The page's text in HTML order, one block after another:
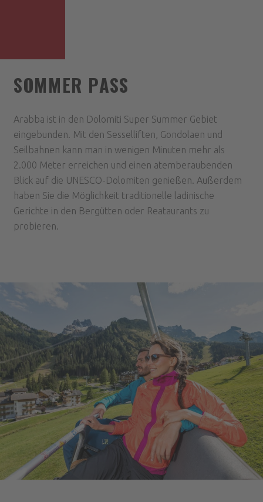
SOMMER PASS
Arabba ist in den Dolomiti Super Summer Gebiet
eingebunden. Mit den Sesselliften, Gondolaen und
Seilbahnen kann man in wenigen Minuten mehr als
2.000 Meter erreichen und einen atemberaubenden
Blick auf die UNESCO-Dolomiten genießen. Außerdem
haben Sie die Möglichkeit traditionelle ladinische
Gerichte in den Bergütten oder Reataurants zu
probieren.